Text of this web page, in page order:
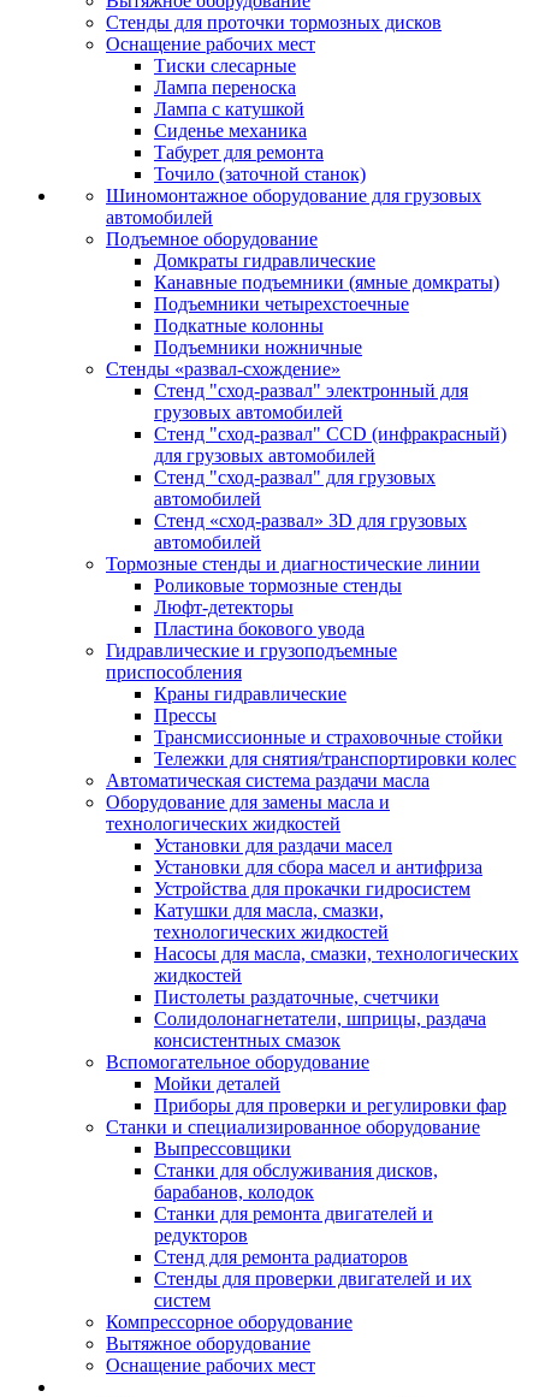
Стенды для проточки тормозных дисков
Оснащение рабочих мест
Тиски слесарные
Лампа переноска
Лампа с катушкой
Сиденье механика
Табурет для ремонта
Точило (заточной станок)
Шиномонтажное оборудование для грузовых
автомобилей
Подъемное оборудование
Домкраты гидравлические
Канавные подъемники (ямные домкраты)
Подъемники четырехстоечные
Подкатные колонны
Подъемники ножничные
Стенды «развал-схождение»
Стенд "сход-развал" электронный для
грузовых автомобилей
Стенд "сход-развал" CCD (инфракрасный)
для грузовых автомобилей
Стенд "сход-развал" для грузовых
автомобилей
Стенд «сход-развал» 3D для грузовых
автомобилей
Тормозные стенды и диагностические линии
Роликовые тормозные стенды
Люфт-детекторы
Пластина бокового увода
Гидравлические и грузоподъемные
приспособления
Краны гидравлические
Прессы
Трансмиссионные и страховочные стойки
Тележки для снятия/транспортировки колес
Автоматическая система раздачи масла
Оборудование для замены масла и
технологических жидкостей
Установки для раздачи масел
Установки для сбора масел и антифриза
Устройства для прокачки гидросистем
Катушки для масла, смазки,
технологических жидкостей
Насосы для масла, смазки, технологических
жидкостей
Пистолеты раздаточные, счетчики
Солидолонагнетатели, шприцы, раздача
консистентных смазок
Вспомогательное оборудование
Мойки деталей
Приборы для проверки и регулировки фар
Станки и специализированное оборудование
Выпрессовщики
Станки для обслуживания дисков,
барабанов, колодок
Станки для ремонта двигателей и
редукторов
Стенд для ремонта радиаторов
Стенды для проверки двигателей и их
систем
Компрессорное оборудование
Вытяжное оборудование
Оснащение рабочих мест